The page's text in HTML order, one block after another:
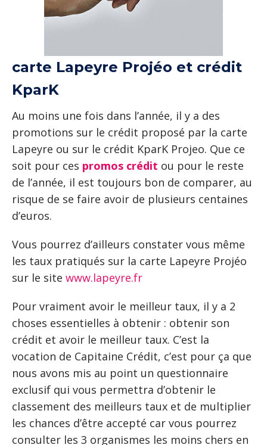
carte Lapeyre Projéo et crédit
KparK
Au moins une fois dans l’année, il y a des
promotions sur le crédit proposé par la carte
Lapeyre ou sur le crédit KparK Projeo. Que ce
soit pour ces promos crédit ou pour le reste
de l’année, il est toujours bon de comparer, au
risque de se faire avoir de plusieurs centaines
d’euros.
Vous pourrez d’ailleurs constater vous même
les taux pratiqués sur la carte Lapeyre Projéo
sur le site www.lapeyre.fr
Pour vraiment avoir le meilleur taux, il y a 2
choses essentielles à obtenir : obtenir son
crédit et avoir le meilleur taux. C’est la
vocation de Capitaine Crédit, c’est pour ça que
nous avons mis au point un questionnaire
exclusif qui vous permettra d’obtenir le
classement des meilleurs taux et de multiplier
les chances d’être accepté car vous pourrez
consulter les 3 organismes les moins chers en